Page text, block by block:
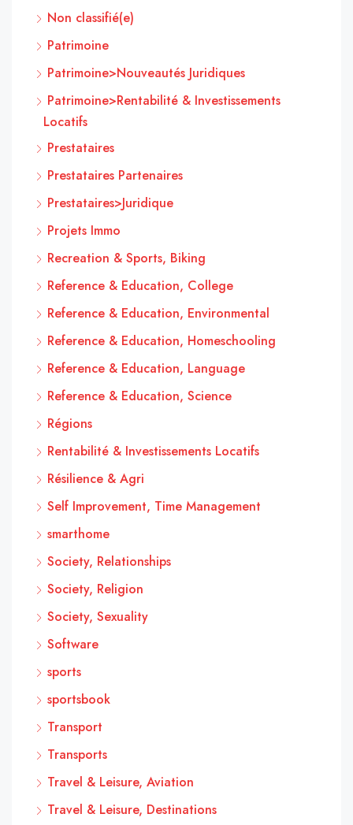
Non classifié(e)
Patrimoine
Patrimoine>Nouveautés Juridiques
Patrimoine>Rentabilité & Investissements
Locatifs
Prestataires
Prestataires Partenaires
Prestataires>Juridique
Projets Immo
Recreation & Sports, Biking
Reference & Education, College
Reference & Education, Environmental
Reference & Education, Homeschooling
Reference & Education, Language
Reference & Education, Science
Régions
Rentabilité & Investissements Locatifs
Résilience & Agri
Self Improvement, Time Management
smarthome
Society, Relationships
Society, Religion
Society, Sexuality
Software
sports
sportsbook
Transport
Transports
Travel & Leisure, Aviation
Travel & Leisure, Destinations